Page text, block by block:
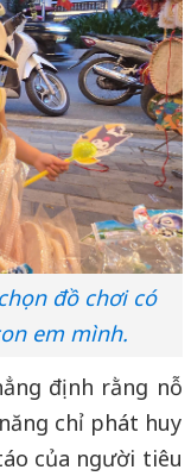
đồ chơi có
em mình.
định rằng nỗ
chỉ phát huy
của người tiêu